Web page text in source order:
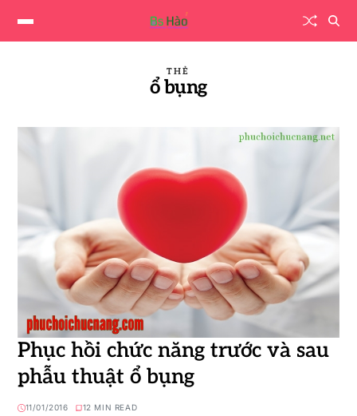
THẺ
ổ bụng
Phục hồi chức năng trước và sau
phẫu thuật ổ bụng
11/01/2016 12 MIN READ